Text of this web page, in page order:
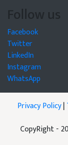
Follow us
Facebook
Twitter
LinkedIn
Instagram
WhatsApp
Privacy Policy|
CopyRight -